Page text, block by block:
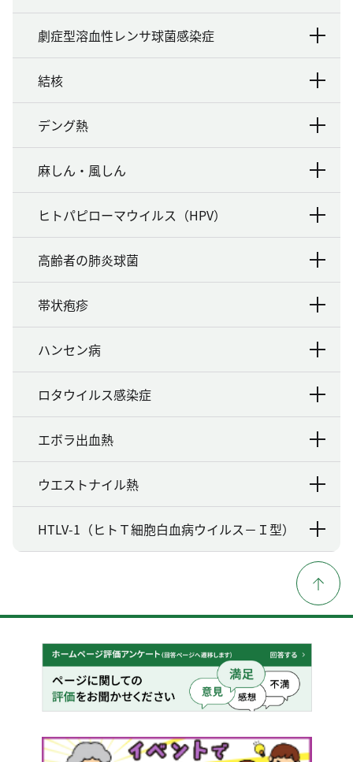
劇症型溶血性レンサ球菌感染症
結核
デング熱
麻しん・風しん
ヒトパピローマウイルス（HPV）
高齢者の肺炎球菌
帯状疱疹
ハンセン病
ロタウイルス感染症
エボラ出血熱
ウエストナイル熱
HTLV-1（ヒトＴ細胞白血病ウイルス－Ｉ型）